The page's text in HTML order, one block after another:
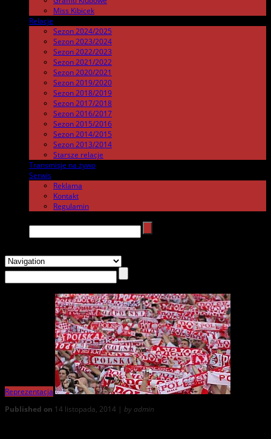
Miss Kibicek
Relacje
Sezon 2024/2025
Sezon 2023/2024
Sezon 2022/2023
Sezon 2021/2022
Sezon 2020/2021
Sezon 2019/2020
Sezon 2018/2019
Sezon 2017/2018
Sezon 2016/2017
Sezon 2015/2016
Sezon 2014/2015
Sezon 2013/2014
Starsze relacje
Transmisje na żywo
Serwis
Reklama
Kontakt
Regulamin
Reprezentacja
Published on 14 listopada, 2014 | by admin